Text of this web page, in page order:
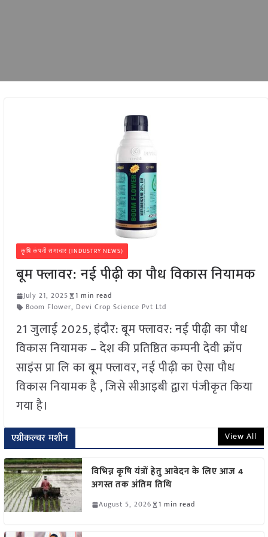
कृषि कंपनी समाचार (INDUSTRY NEWS)
बूम फ्लावर: नई पीढ़ी का पौध विकास नियामक
July 21, 2025
1 min read
Boom Flower, Devi Crop Science Pvt Ltd
21 जुलाई 2025, इंदौर: बूम फ्लावर: नई पीढ़ी का पौध
विकास नियामक – देश की प्रतिष्ठित कम्पनी देवी क्रॉप
साइंस प्रा लि का बूम फ्लावर, नई पीढ़ी का ऐसा पौध
विकास नियामक है , जिसे सीआइबी द्वारा पंजीकृत किया
गया है।
एग्रीकल्चर मशीन View All
विभिन्न कृषि यंत्रों हेतु आवेदन के लिए आज 4
अगस्त तक अंतिम तिथि
August 5, 2026 1 min read